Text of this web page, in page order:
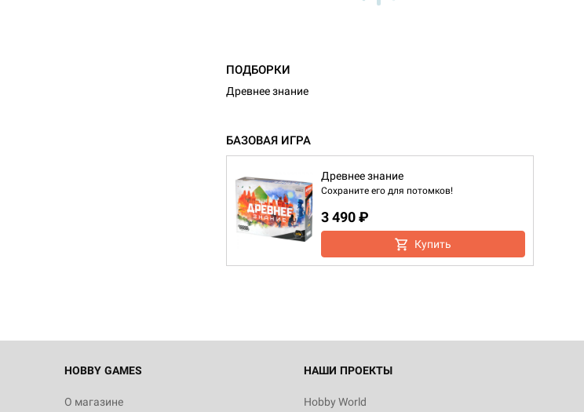
ПОДБОРКИ
Древнее знание
БАЗОВАЯ ИГРА
Древнее знание
Сохраните его для потомков!
3 490 ₽
Купить
HOBBY GAMES
О магазине
НАШИ ПРОЕКТЫ
Hobby World